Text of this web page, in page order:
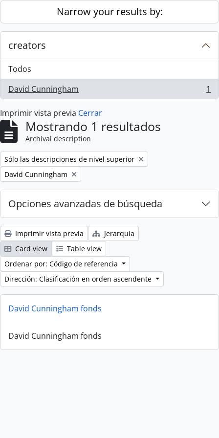
Skip to main contentNarrow your results by:
creators
Todos
David Cunningham
, 1 resultados 1
Imprimir vista previa Cerrar
Mostrando 1 resultados
Archival description
Remove filter:
Sólo las descripciones de nivel superior
Remove filter:
David Cunningham
Opciones avanzadas de búsqueda
Imprimir vista previa
Jerarquía
Card view
Table view
Ordenar por: Código de referencia
Dirección: Clasificación en orden ascendente
David Cunningham fonds
David Cunningham fonds